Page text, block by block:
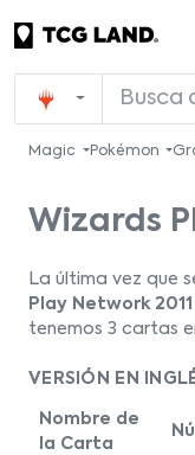
Magic Pokémon
Wizards
La última vez que
Play Network 2011
tenemos 3 cartas
VERSIÓN EN
Nombre de
la Carta